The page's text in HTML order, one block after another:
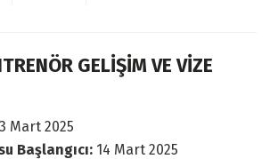
GELİŞİM VE VİZE
Mart 2025
Başlangıcı: 14 Mart 2025